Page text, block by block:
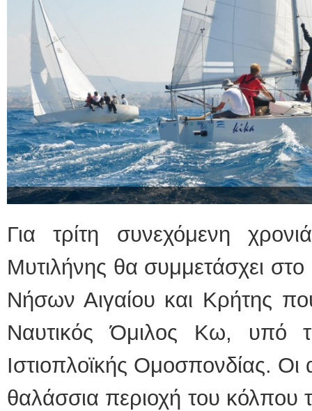
Για τρίτη συνεχόμενη
Μυτιλήνης θα συμμετάσχει
Νήσων Αιγαίου και Κρήτης
Ναυτικός Όμιλος Κω, υπό
Ιστιοπλοϊκής Ομοσπονδίας.
θαλάσσια περιοχή του